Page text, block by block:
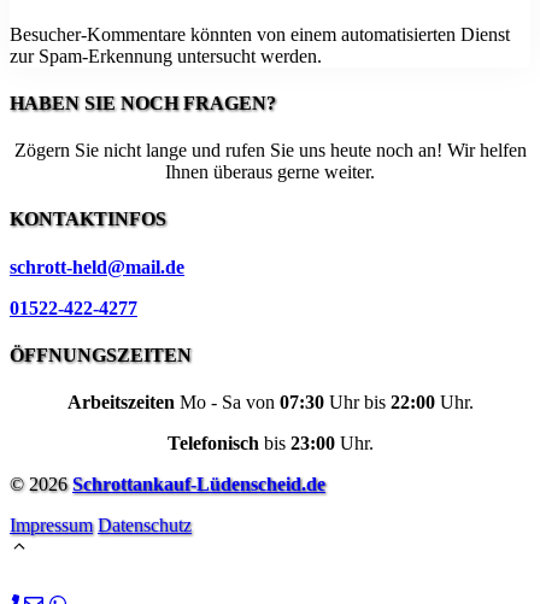
Besucher-Kommentare könnten von einem automatisierten Dienst
zur Spam-Erkennung untersucht werden.
HABEN SIE NOCH FRAGEN?
Zögern Sie nicht lange und rufen Sie uns heute noch an! Wir helfen
Ihnen überaus gerne weiter.
KONTAKTINFOS
schrott-held@mail.de
01522-422-4277
ÖFFNUNGSZEITEN
Arbeitszeiten Mo - Sa von 07:30Uhr bis 22:00Uhr.
Telefonisch bis 23:00Uhr.
© 2026Schrottankauf-Lüdenscheid.de
Impressum Datenschutz